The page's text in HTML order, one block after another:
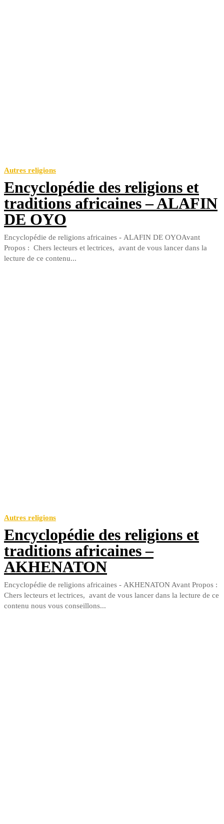
Autres religions
Encyclopédie des religions et
traditions africaines – ALAFIN
DE OYO
Encyclopédie de religions africaines - ALAFIN DE OYOAvant
Propos : Chers lecteurs et lectrices, avant de vous lancer dans la
lecture de ce contenu...
Autres religions
Encyclopédie des religions et
traditions africaines –
AKHENATON
Encyclopédie de religions africaines - AKHENATON Avant Propos :
Chers lecteurs et lectrices, avant de vous lancer dans la lecture de ce
contenu nous vous conseillons...